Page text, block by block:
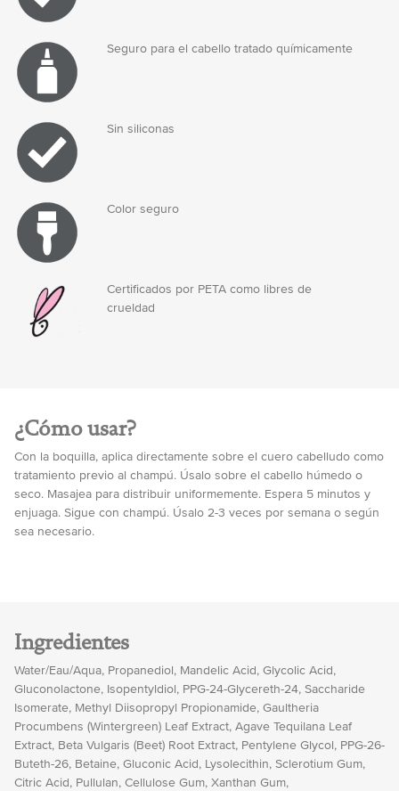
Seguro para el cabello tratado químicamente
Sin siliconas
Color seguro
Certificados por PETA como libres de
crueldad
¿Cómo usar?
Con la boquilla, aplica directamente sobre el cuero cabelludo como
tratamiento previo al champú. Úsalo sobre el cabello húmedo o
seco. Masajea para distribuir uniformemente. Espera 5 minutos y
enjuaga. Sigue con champú. Úsalo 2-3 veces por semana o según
sea necesario.
Ingredientes
Water/Eau/Aqua, Propanediol, Mandelic Acid, Glycolic Acid,
Gluconolactone, Isopentyldiol, PPG-24-Glycereth-24, Saccharide
Isomerate, Methyl Diisopropyl Propionamide, Gaultheria
Procumbens (Wintergreen) Leaf Extract, Agave Tequilana Leaf
Extract, Beta Vulgaris (Beet) Root Extract, Pentylene Glycol, PPG-26-
Buteth-26, Betaine, Gluconic Acid, Lysolecithin, Sclerotium Gum,
Citric Acid, Pullulan, Cellulose Gum, Xanthan Gum,